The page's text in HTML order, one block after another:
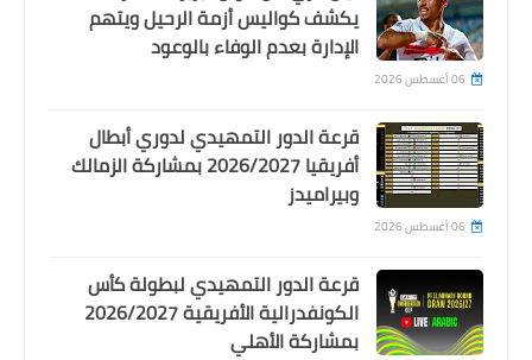
Egypt
تواجد عبدالحفيظ ضمن 6 تغييرات ..
الخطيب يعلن قائمته لانتخابات الاهلي
يكشف كواليس أزمة الرحيل ويتهم
الإدارة بعدم الوفاء بالوعود
06 أغسطس 2026
قرعة الدور التمهيدي لدوري أبطال
أفريقيا 2026/2027 بمشاركة الزمالك
وبيراميدز
06 أغسطس 2026
قرعة الدور التمهيدي لبطولة كأس
الكونفدرالية الأفريقية 2026/2027
بمشاركة الأهلي